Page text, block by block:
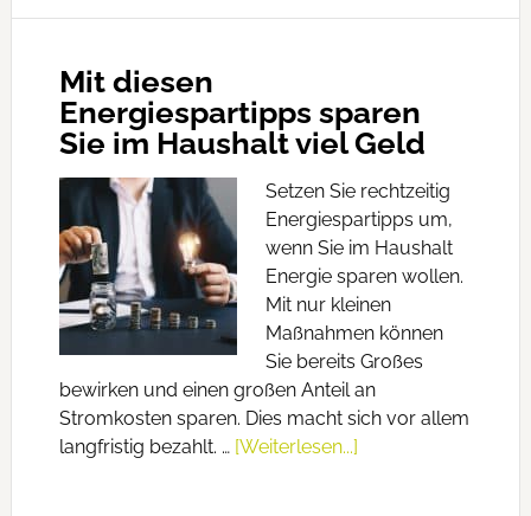
Mit diesen
Energiespartipps sparen
Sie im Haushalt viel Geld
Setzen Sie rechtzeitig
Energiespartipps um,
wenn Sie im Haushalt
Energie sparen wollen.
Mit nur kleinen
Maßnahmen können
Sie bereits Großes
bewirken und einen großen Anteil an
Stromkosten sparen. Dies macht sich vor allem
langfristig bezahlt. … [Weiterlesen...]